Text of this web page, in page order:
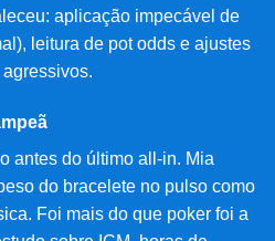
aplicação impecável de
leitura de pot odds e ajustes
antes do último all-in. Mia
do bracelete no pulso como
Foi mais do que poker foi a